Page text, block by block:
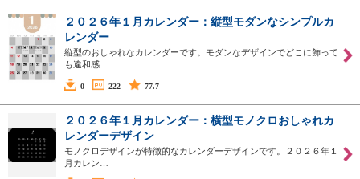
２０２６年１月カレンダー：縦型モダンなシンプルカ
レンダー
縦型のおしゃれなカレンダーです。モダンなデザインでどこに飾って
も違和感…
0 222 77.7
２０２６年１月カレンダー：横型モノクロおしゃれカ
レンダーデザイン
モノクロデザインが特徴的なカレンダーデザインです。２０２６年１
月カレン…